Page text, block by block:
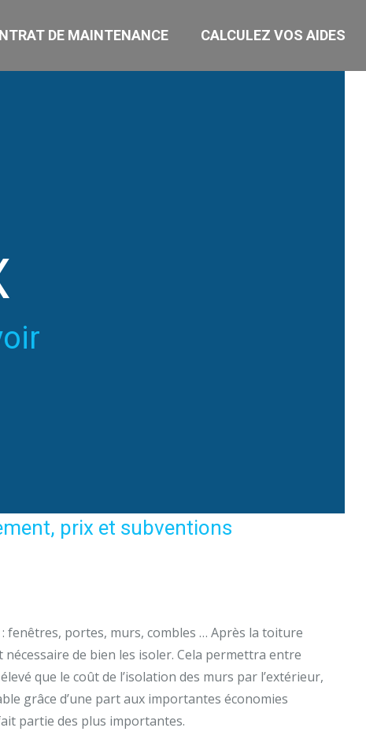
DE MAINTENANCE CALCULEZ VOS AIDES
prix et subventions
fenêtres, portes, murs, combles … Après la toiture
de bien les isoler. Cela permettra entre
que le coût de l’isolation des murs par l’extérieur,
grâce d’une part aux importantes économies
partie des plus importantes.